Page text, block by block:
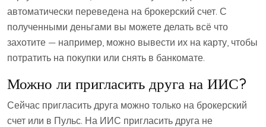
автоматически переведена на брокерский счет. С
полученными деньгами вы можете делать всё что
захотите — например, можно вывести их на карту, чтобы
потратить на покупки или снять в банкомате.
Можно ли пригласить друга на ИИС?
Сейчас пригласить друга можно только на брокерский
счет или в Пульс. На ИИС пригласить друга не